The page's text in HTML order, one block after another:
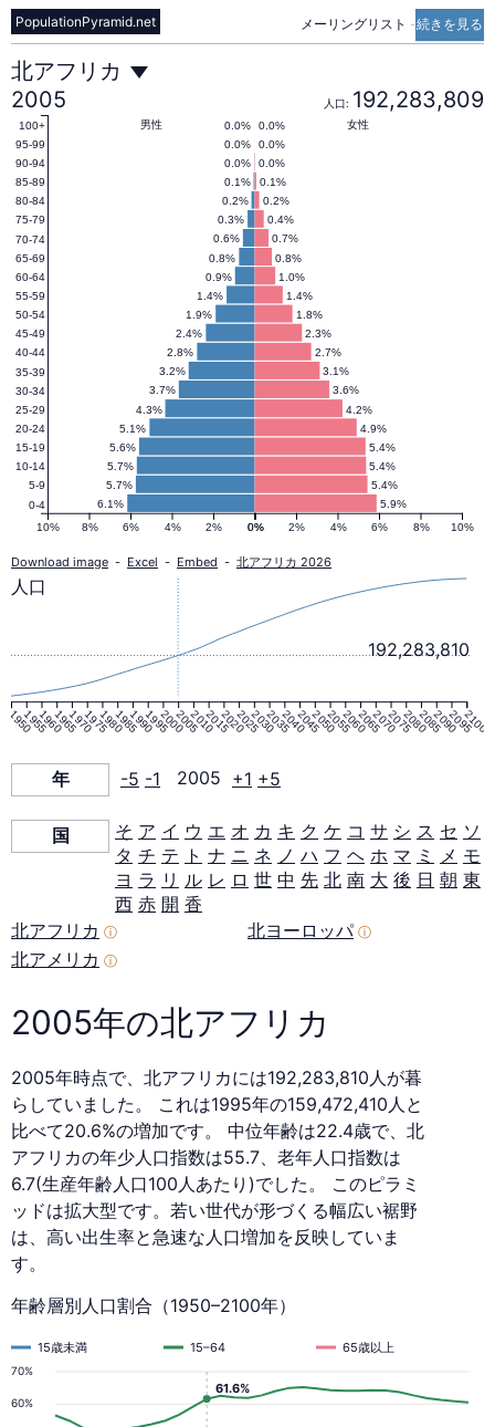
メーリングリスト -続きを見る
PopulationPyramid.net
北
ア
フ
リ
カ
の
人
口
ピ
ミ
ッ
ド
2005
年
北アフリカ
2005
人口: 192,283,809
5.9%
6.1%
5.4%
5.7%
5.4%
5.7%
5.4%
5.6%
4.9%
5.1%
4.2%
4.3%
3.6%
3.7%
3.1%
3.2%
2.7%
2.8%
2.3%
2.4%
1.8%
1.9%
1.4%
1.4%
1.0%
0.9%
0.8%
0.8%
0.7%
0.6%
0.4%
0.3%
0.2%
0.2%
0.1%
0.1%
0.0%
0.0%
0.0%
0.0%
0.0%
0.0% 女性
男性
0% 2% 4% 6% 8% 10%
10% 8% 6% 4% 2% 0%
0-4
5-9
10-14
15-19
20-24
25-29
30-34
35-39
40-44
45-49
50-54
55-59
60-64
65-69
70-74
75-79
80-84
85-89
90-94
95-99
100+
Download image - Excel - Embed - 北アフリカ 2026
1950195519601965197019751980198519901995200020052010201520202025203020352040204520502055206020652070207520802085209020952100
192,283,810
人口
年 -5 -1 2005 +1 +5
国 そ ア イ ウ エ オ カ キ ク ケ コ サ シ ス セ ソ
タ チ テ ト ナ ニ ネ ノ ハ フ ヘ ホ マ ミ メ モ
ヨ ラ リ ル レ ロ 世 中 先 北 南 大 後 日 朝 東
西 赤 開 香
北アフリカ ⓘ
北アメリカ ⓘ
北ヨーロッパ ⓘ
2005年の北アフリカ
2005年時点で、北アフリカには192,283,810人が暮
らしていました。 これは1995年の159,472,410人と
比べて20.6%の増加です。 中位年齢は22.4歳で、北
アフリカの年少人口指数は55.7、老年人口指数は
6.7(生産年齢人口100人あたり)でした。 このピラミ
ッドは拡大型です。若い世代が形づくる幅広い裾野
は、高い出生率と急速な人口増加を反映していま
す。
年齢層別人口割合（1950–2100年）
60%
70%
15歳未満 15–64 65歳以上
61.6%